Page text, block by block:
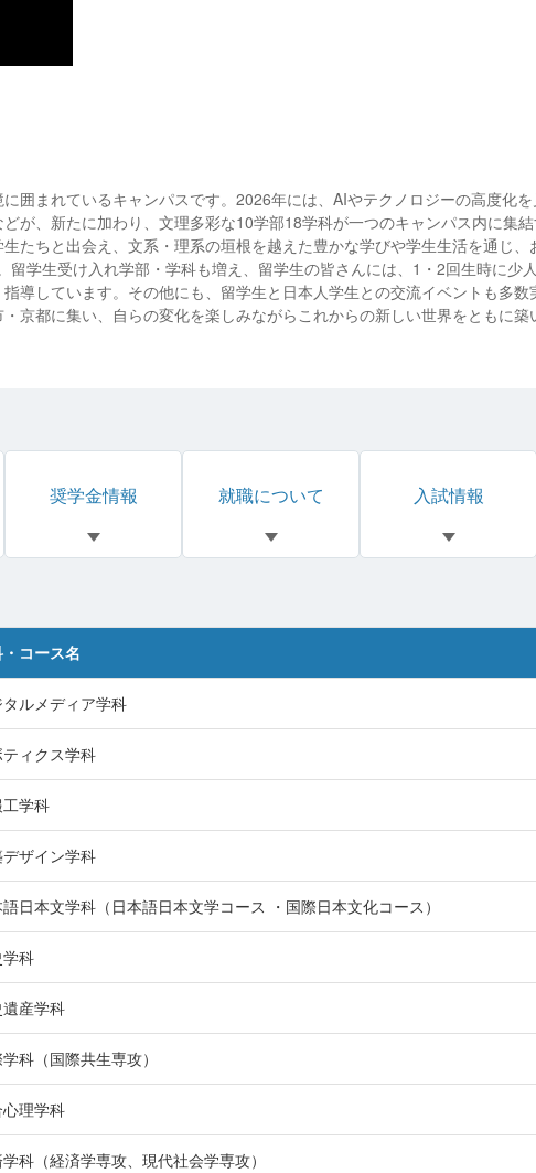
囲まれているキャンパスです。2026年には、AIやテクノロジーの高度化
が、新たに加わり、文理多彩な10学部18学科が一つのキャンパス内に集
たちと出会え、文系・理系の垣根を越えた豊かな学びや学生生活を通じ、
学生受け入れ学部・学科も増え、留学生の皆さんには、1・2回生時に少
導しています。その他にも、留学生と日本人学生との交流イベントも多
京都に集い、自らの変化を楽しみながらこれからの新しい世界をともに築
奨学金情報 就職について 入試情報
コース名
ルメディア学科
ティクス学科
学科
ザイン学科
語日本文学科（日本語日本文学コース ・国際日本文化コース）
科
産学科
科（国際共生専攻）
理学科
科（経済学専攻、現代社会学専攻）